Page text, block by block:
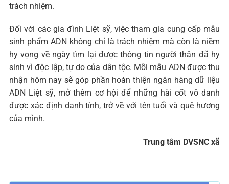
trách nhiệm.
Đối với các gia đình Liệt sỹ, việc tham gia cung cấp mẫu
sinh phẩm ADN không chỉ là trách nhiệm mà còn là niềm
hy vọng về ngày tìm lại được thông tin người thân đã hy
sinh vì độc lập, tự do của dân tộc. Mỗi mẫu ADN được thu
nhận hôm nay sẽ góp phần hoàn thiện ngân hàng dữ liệu
ADN Liệt sỹ, mở thêm cơ hội để những hài cốt vô danh
được xác định danh tính, trở về với tên tuổi và quê hương
của mình.
Trung tâm DVSNC xã